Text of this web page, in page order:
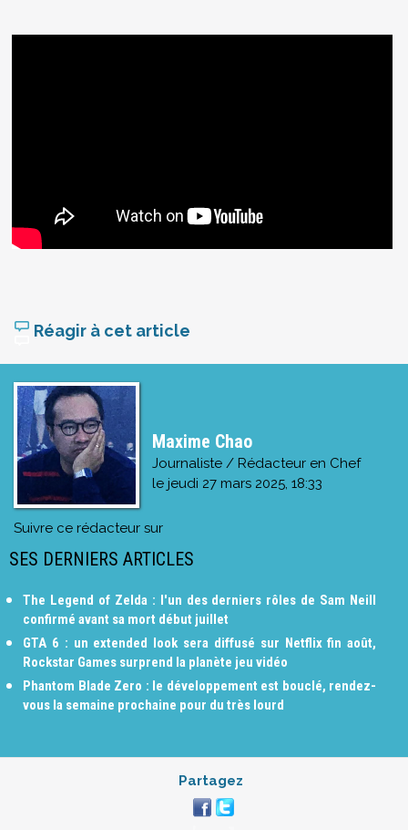
Réagir à cet article
Maxime Chao
Journaliste / Rédacteur en Chef
le jeudi 27 mars 2025, 18:33
Suivre ce rédacteur sur
SES DERNIERS ARTICLES
The Legend of Zelda : l'un des derniers rôles de Sam Neill
confirmé avant sa mort début juillet
GTA 6 : un extended look sera diffusé sur Netflix fin août,
Rockstar Games surprend la planète jeu vidéo
Phantom Blade Zero : le développement est bouclé, rendez-
vous la semaine prochaine pour du très lourd
Partagez